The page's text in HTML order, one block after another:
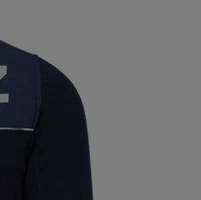
Polar granatowy strażacki STRAŻ
OSP ODBLASKI